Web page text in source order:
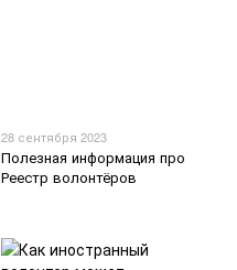
28 сентября 2023
Полезная информация про
Реестр волонтёров